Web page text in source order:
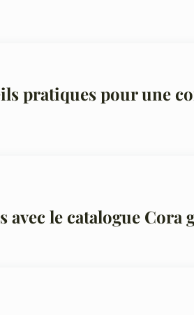
pratiques pour une
avec le catalogue Cora